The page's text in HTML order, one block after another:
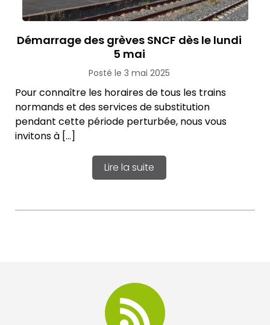
Démarrage des grèves SNCF dès le lundi
5 mai
Posté le 3 mai 2025
Pour connaître les horaires de tous les trains
normands et des services de substitution
pendant cette période perturbée, nous vous
invitons à […]
Lire la suite